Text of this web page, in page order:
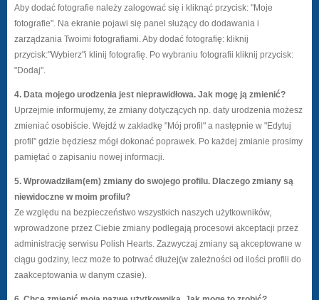
Aby dodać fotografie należy zalogować się i kliknąć przycisk: "Moje
fotografie". Na ekranie pojawi się panel służący do dodawania i
zarządzania Twoimi fotografiami. Aby dodać fotografię: kliknij
przycisk:"Wybierz"i klinij fotografię. Po wybraniu fotografii kliknij przycisk:
"Dodaj".
4. Data mojego urodzenia jest nieprawidłowa. Jak mogę ją zmienić?
Uprzejmie informujemy, że zmiany dotyczących np. daty urodzenia możesz
zmieniać osobiście. Wejdź w zakładkę "Mój profil" a następnie w "Edytuj
profil" gdzie będziesz mógł dokonać poprawek. Po każdej zmianie prosimy
pamiętać o zapisaniu nowej informacji.
5. Wprowadziłam(em) zmiany do swojego profilu. Dlaczego zmiany są
niewidoczne w moim profilu?
Ze względu na bezpieczeństwo wszystkich naszych użytkowników,
wprowadzone przez Ciebie zmiany podlegają procesowi akceptacji przez
administrację serwisu Polish Hearts. Zazwyczaj zmiany są akceptowane w
ciągu godziny, lecz może to potrwać dłużej(w zależności od ilości profili do
zaakceptowania w danym czasie).